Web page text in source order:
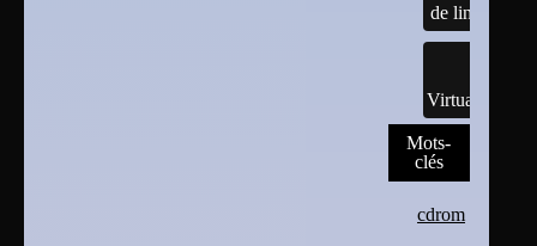
de linux
Virtualisation
Mots-
clés
cdrom